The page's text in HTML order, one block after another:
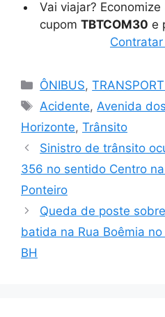
Vai viajar?
cupom TBTCOM30 e
Categorias
ÔNIBUS,
Tags
Acidente, Avenida
Horizonte, Trânsito
Sinistro de trânsito
356 no sentido Centro
Ponteiro
Queda de poste
batida na Rua Boêmia
BH